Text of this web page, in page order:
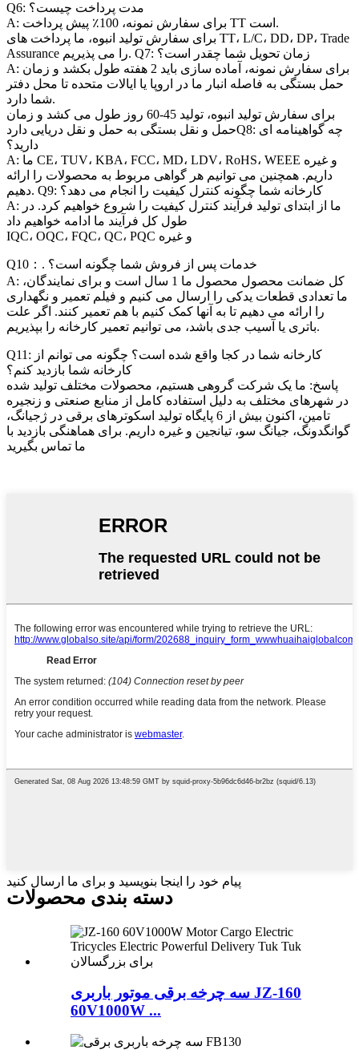
Q6: مدت پرداخت چیست؟
A: برای سفارش نمونه، 100٪ پیش پرداخت TT است.
برای سفارش تولید انبوه، ما پرداخت های TT، L/C، DD، DP، Trade
Assurance را می پذیریم. Q7: زمان تحویل شما چقدر است؟
A: برای سفارش نمونه، آماده سازی باید 2 هفته طول بکشد و زمان
حمل بستگی به فاصله انبار ما در اروپا یا ایالات متحده تا محل دفتر
شما دارد.
برای سفارش تولید انبوه، تولید 45-60 روز طول می کشد و زمان
حمل و نقل بستگی به حمل و نقل دریایی داردQ8: چه گواهینامه ای
دارید؟
A: ما CE، TUV، KBA، FCC، MD، LDV، RoHS، WEEE و غیره
داریم. همچنین می توانیم هر گواهی مربوط به محصولات را ارائه
دهیم. Q9: کارخانه شما چگونه کنترل کیفیت را انجام می دهد؟
A: ما از ابتدای تولید فرآیند کنترل کیفیت را شروع خواهیم کرد. در
طول کل فرآیند ما ادامه خواهیم داد
IQC، OQC، FQC، QC، PQC و غیره
Q10：. خدمات پس از فروش شما چگونه است؟
A: کل ضمانت محصول محصول ما 1 سال است و برای نمایندگان،
ما تعدادی قطعات یدکی را ارسال می کنیم و فیلم تعمیر و نگهداری
را ارائه می دهیم تا به آنها کمک کنیم با هم تعمیر کنند. اگر علت
باتری یا آسیب جدی باشد، می توانیم تعمیر کارخانه را بپذیریم.
Q11: کارخانه شما در کجا واقع شده است؟ چگونه می توانم از
کارخانه شما بازدید کنم؟
پاسخ: ما یک شرکت گروهی هستیم، محصولات مختلف تولید شده
در شهرهای مختلف به دلیل استفاده کامل از منابع صنعتی و زنجیره
تامین، اکنون بیش از 6 پایگاه تولید اسکوترهای برقی در ژجیانگ،
گوانگدونگ، جیانگ سو، تیانجین و غیره داریم. برای هماهنگی بازدید با
ما تماس بگیرید
پیام خود را اینجا بنویسید و برای ما ارسال کنید
دسته بندی محصولات
سه چرخه برقی موتور باربری JZ-160
60V1000W ...